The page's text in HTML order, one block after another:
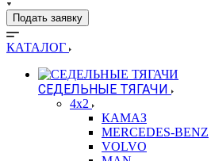
Подать заявку
КАТАЛОГ
СЕДЕЛЬНЫЕ ТЯГАЧИ
4x2
КАМАЗ
MERCEDES-BENZ
VOLVO